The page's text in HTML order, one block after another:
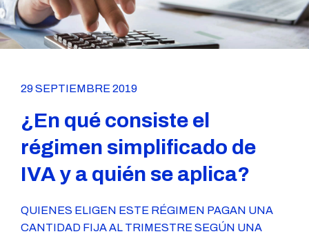
29 SEPTIEMBRE 2019
¿En qué consiste el
régimen simplificado de
IVA y a quién se aplica?
QUIENES ELIGEN ESTE RÉGIMEN PAGAN UNA
CANTIDAD FIJA AL TRIMESTRE SEGÚN UNA